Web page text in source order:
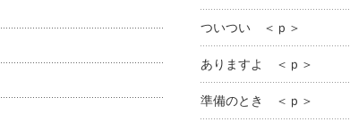
ついつい ＜ｐ＞
ありますよ ＜ｐ＞
準備のとき ＜ｐ＞